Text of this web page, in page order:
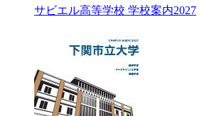
サビエル高等学校 学校案内2027